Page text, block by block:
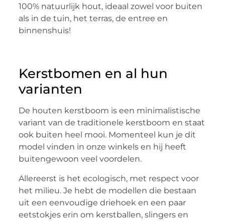
100% natuurlijk hout, ideaal zowel voor buiten
als in de tuin, het terras, de entree en
binnenshuis!
Kerstbomen en al hun
varianten
De houten kerstboom is een minimalistische
variant van de traditionele kerstboom en staat
ook buiten heel mooi. Momenteel kun je dit
model vinden in onze winkels en hij heeft
buitengewoon veel voordelen.
Allereerst is het ecologisch, met respect voor
het milieu. Je hebt de modellen die bestaan
uit een eenvoudige driehoek en een paar
eetstokjes erin om kerstballen, slingers en